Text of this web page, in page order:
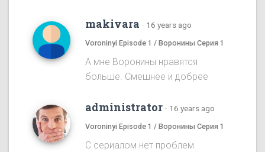
makivara · 16 years ago
Voroninyi Episode 1 / Воронины Серия 1
А мне Воронины нравятся
больше. Смешнее и добрее
administrator · 16 years ago
Voroninyi Episode 1 / Воронины Серия 1
С сериалом нет проблем.